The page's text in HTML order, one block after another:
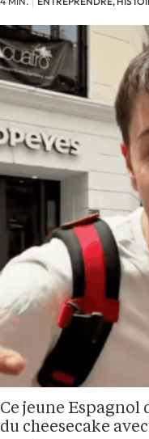
Ce jeune Espagnol
du cheesecake